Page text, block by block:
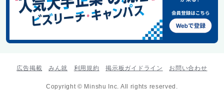
広告掲載 みん就 利用規約 掲示板ガイドライン お問い合わせ
Copyright © Minshu Inc. All rights reserved.